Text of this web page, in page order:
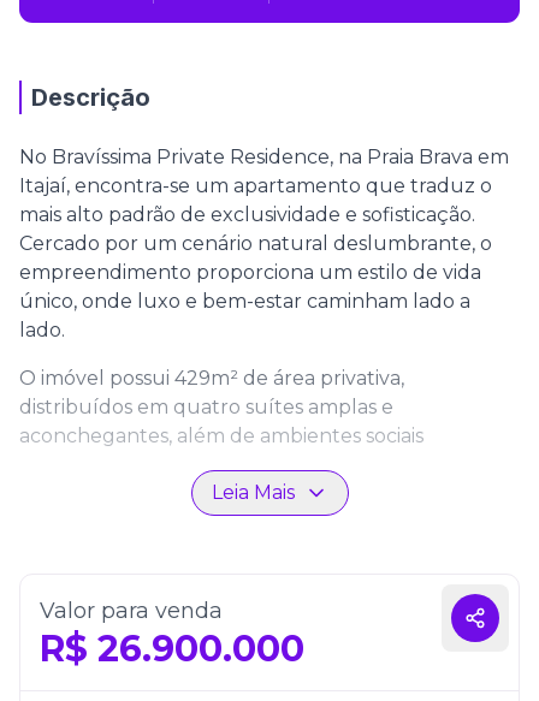
Descrição
No Bravíssima Private Residence, na Praia Brava em
Itajaí, encontra-se um apartamento que traduz o
mais alto padrão de exclusividade e sofisticação.
Cercado por um cenário natural deslumbrante, o
empreendimento proporciona um estilo de vida
único, onde luxo e bem-estar caminham lado a
lado.
O imóvel possui 429m² de área privativa,
distribuídos em quatro suítes amplas e
aconchegantes, além de ambientes sociais
projetados para oferecer conforto e funcionalidade.
Conta ainda com quatro vagas de garagem,
garantindo praticidade e comodidade para toda a
Com 586m² de área total, este apartamento é ideal
para quem deseja viver em harmonia com a
natureza, sem abrir mão da elegância e da
Leia Mais
Valor para venda
R$ 26.900.000